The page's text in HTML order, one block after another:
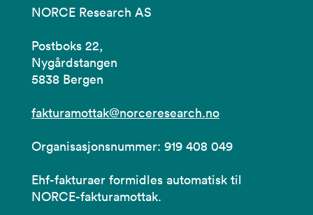
NORCE Research AS
Postboks 22,
Nygårdstangen
5838 Bergen
fakturamottak@norceresearch.no
Organisasjonsnummer: 919 408 049
Ehf-fakturaer formidles automatisk til
NORCE-fakturamottak.